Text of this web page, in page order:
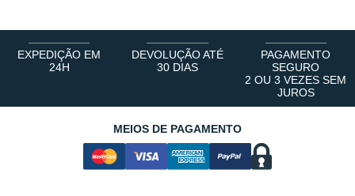
EXPEDIÇÃO EM
24H
DEVOLUÇÃO ATÉ
30 DIAS
PAGAMENTO
SEGURO
2 OU 3 VEZES SEM
JUROS
MEIOS DE PAGAMENTO